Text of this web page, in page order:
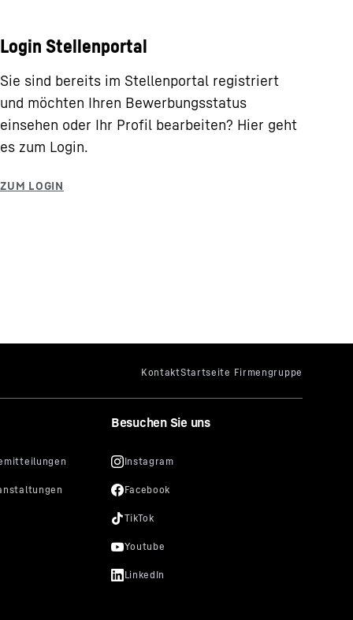
Login Stellenportal
Sie sind bereits im Stellenportal registriert
und möchten Ihren Bewerbungsstatus
einsehen oder Ihr Profil bearbeiten? Hier geht
es zum Login.
Besuchen Sie uns